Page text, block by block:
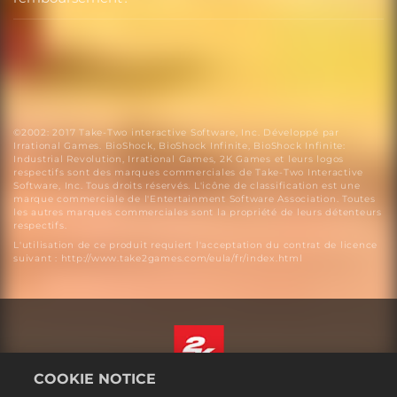
©2002: 2017 Take-Two interactive Software, Inc. Développé par
Irrational Games. BioShock, BioShock Infinite, BioShock Infinite:
Industrial Revolution, Irrational Games, 2K Games et leurs logos
respectifs sont des marques commerciales de Take-Two Interactive
Software, Inc. Tous droits réservés. L'icône de classification est une
marque commerciale de l'Entertainment Software Association. Toutes
les autres marques commerciales sont la propriété de leurs détenteurs
respectifs.
L'utilisation de ce produit requiert l'acceptation du contrat de licence
suivant : http://www.take2games.com/eula/fr/index.html
COOKIE NOTICE